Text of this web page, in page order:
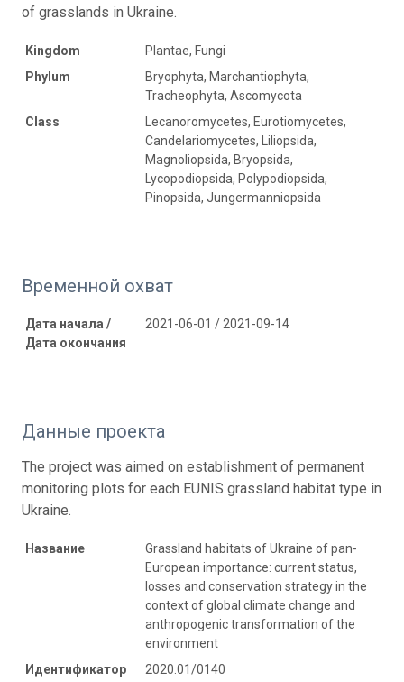
of grasslands in Ukraine.
Kingdom
Plantae, Fungi
Phylum
Bryophyta, Marchantiophyta,
Tracheophyta, Ascomycota
Class
Lecanoromycetes, Eurotiomycetes,
Candelariomycetes, Liliopsida,
Magnoliopsida, Bryopsida,
Lycopodiopsida, Polypodiopsida,
Pinopsida, Jungermanniopsida
Временной охват
Дата начала /
Дата окончания
2021-06-01 / 2021-09-14
Данные проекта
The project was aimed on establishment of permanent
monitoring plots for each EUNIS grassland habitat type in
Ukraine.
Название
Grassland habitats of Ukraine of pan-
European importance: current status,
losses and conservation strategy in the
context of global climate change and
anthropogenic transformation of the
environment
Идентификатор
2020.01/0140